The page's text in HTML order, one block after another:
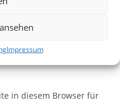
Impressum
in diesem Browser für